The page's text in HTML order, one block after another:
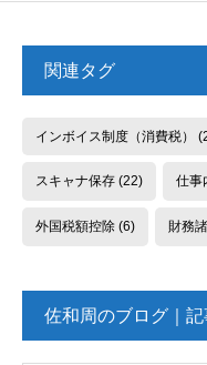
関連タグ
インボイス制度（消費税）
スキャナ保存(22) 仕事
外国税額控除(6) 財務
佐和周のブログ｜記